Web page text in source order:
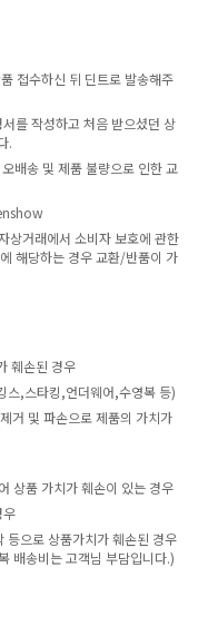
접수하신 뒤 딘트로 발송해주
를 작성하고 처음 받으셨던 상
.
배송 및 제품 불량으로 인한 교
상거래에서 소비자 보호에 관한
해당하는 경우 교환/반품이 가
훼손된 경우
스,스타킹,언더웨어,수영복 등)
거 및 파손으로 제품의 가치가
상품 가치가 훼손이 있는 경우
우
등으로 상품가치가 훼손된 경우
배송비는 고객님 부담입니다.)